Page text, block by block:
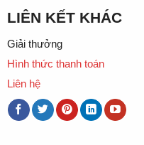
LIÊN KẾT KHÁC
Giải thưởng
Hình thức thanh toán
Liên hệ